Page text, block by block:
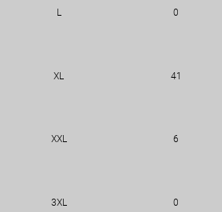
L 0
XL 41
XXL 6
3XL 0